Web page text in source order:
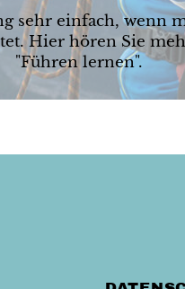
sehr einfach, wenn
Hier hören Sie
"Führen lernen".